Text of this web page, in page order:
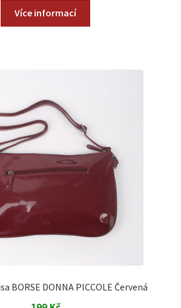
Více informací
BORSE DONNA PICCOLE Červená